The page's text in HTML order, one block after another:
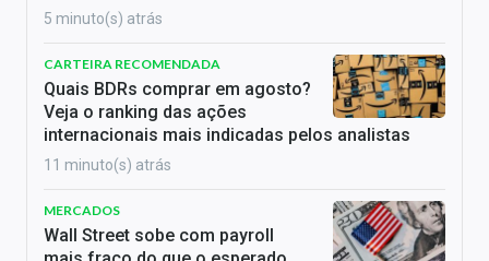
5 minuto(s) atrás
CARTEIRA RECOMENDADA
Quais BDRs comprar em agosto?
Veja o ranking das ações
internacionais mais indicadas pelos analistas
11 minuto(s) atrás
MERCADOS
Wall Street sobe com payroll